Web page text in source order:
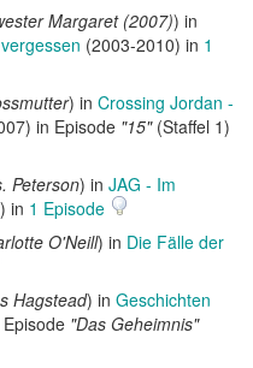
Margaret (2007)) in
(2003-2010) in 1
) in Crossing Jordan -
in Episode "15"(Staffel 1)
Peterson) in JAG - Im
in 1 Episode
O'Neill) in Die Fälle der
Hagstead) in Geschichten
"Das Geheimnis"